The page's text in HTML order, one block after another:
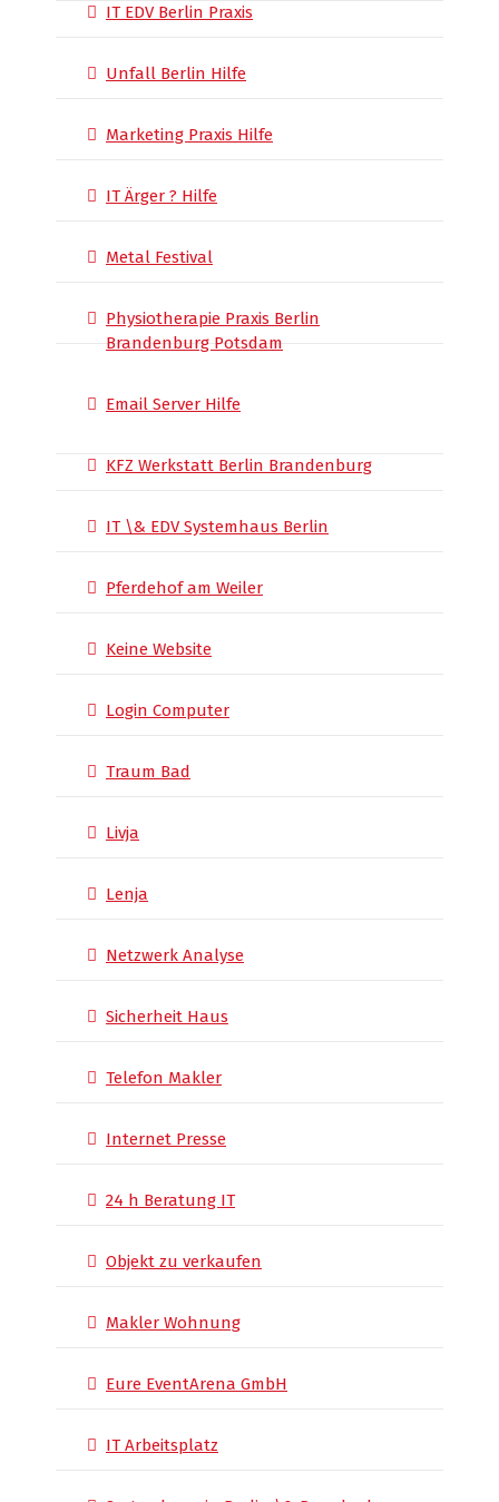
IT EDV Berlin Praxis
Unfall Berlin Hilfe
Marketing Praxis Hilfe
IT Ärger ? Hilfe
Metal Festival
Physiotherapie Praxis Berlin
Brandenburg Potsdam
Email Server Hilfe
KFZ Werkstatt Berlin Brandenburg
IT \& EDV Systemhaus Berlin
Pferdehof am Weiler
Keine Website
Login Computer
Traum Bad
Livja
Lenja
Netzwerk Analyse
Sicherheit Haus
Telefon Makler
Internet Presse
24 h Beratung IT
Objekt zu verkaufen
Makler Wohnung
Eure EventArena GmbH
IT Arbeitsplatz